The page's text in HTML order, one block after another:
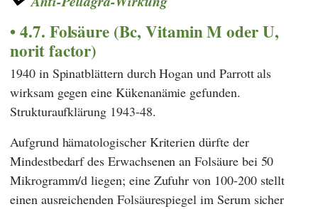
4.7. Folsäure (Bc, Vitamin M oder U,
norit factor)
1940 in Spinatblättern durchHogan und Parrottals
wirksam gegen eine Kükenanämie gefunden.
Strukturaufklärung 1943-48.
Aufgrund hämatologischer Kriterien dürfte der
Mindestbedarf des Erwachsenen an Folsäure bei 50
Mikrogramm/d liegen; eine Zufuhr von 100-200 stellt
einen ausreichenden Folsäurespiegel im Serum sicher